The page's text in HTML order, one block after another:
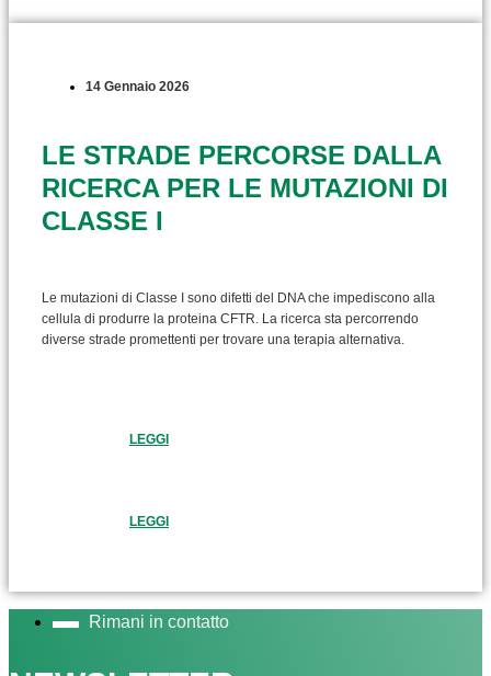
14 Gennaio 2026
LE STRADE PERCORSE DALLA
RICERCA PER LE MUTAZIONI DI
CLASSE I
Le mutazioni di Classe I sono difetti del DNA che impediscono alla
cellula di produrre la proteina CFTR. La ricerca sta percorrendo
diverse strade promettenti per trovare una terapia alternativa.
LEGGI
LEGGI
Rimani in contatto